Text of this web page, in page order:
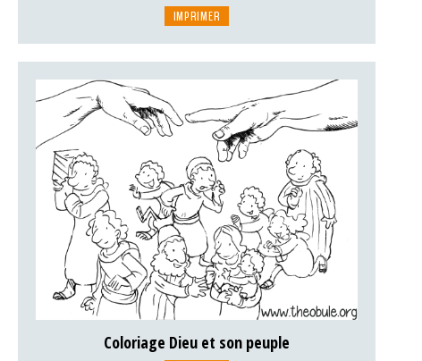
IMPRIMER
Coloriage Dieu et son peuple